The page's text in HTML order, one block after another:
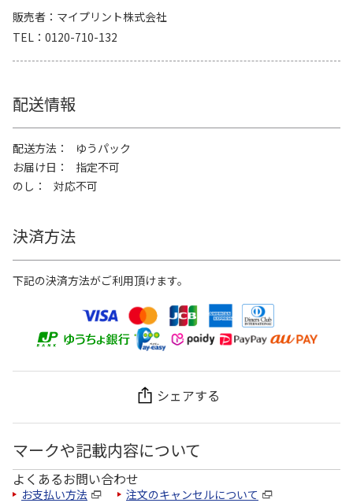
販売者
マイプリント株式会社
TEL
0120-710-132
配送情報
配送方法
ゆうパック
お届け日
指定不可
のし
対応不可
決済方法
下記の決済方法がご利用頂けます。
シェアする
マークや記載内容について
よくあるお問い合わせ
お支払い方法 注文のキャンセルについて